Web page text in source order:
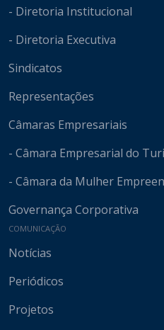
- Diretoria Institucional
- Diretoria Executiva
Sindicatos
Representações
Câmaras Empresariais
- Câmara Empresarial do
- Câmara da Mulher
Governança Corporativa
COMUNICAÇÃO
Notícias
Periódicos
Projetos